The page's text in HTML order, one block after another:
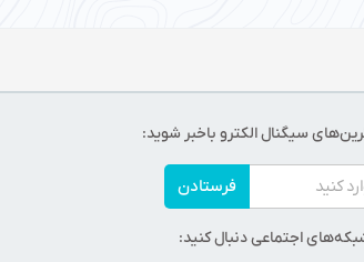
سیگنال الکترو باخبر شوید:
فرستادن
اجتماعی دنبال کنید: